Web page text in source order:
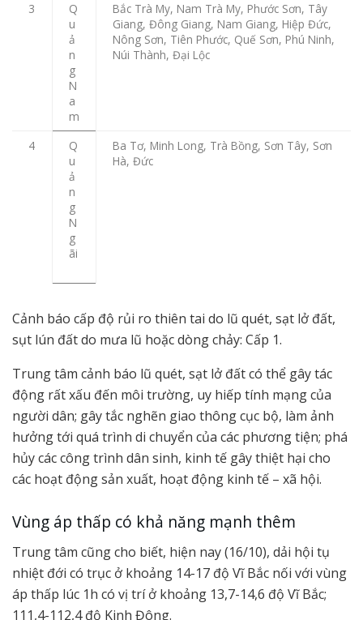
3
Q
u
ả
n
g
N
a
m
Bắc Trà My, Nam Trà My, Phước Sơn, Tây
Giang, Đông Giang, Nam Giang, Hiệp Đức,
Nông Sơn, Tiên Phước, Quế Sơn, Phú Ninh,
Núi Thành, Đại Lộc
4
Q
u
ả
n
g
N
g
ãi
Ba Tơ, Minh Long, Trà Bồng, Sơn Tây, Sơn
Hà, Đức
Cảnh báo cấp độ rủi ro thiên tai do lũ quét, sạt lở đất,
sụt lún đất do mưa lũ hoặc dòng chảy: Cấp 1.
Trung tâm cảnh báo lũ quét, sạt lở đất có thể gây tác
động rất xấu đến môi trường, uy hiếp tính mạng của
người dân; gây tắc nghẽn giao thông cục bộ, làm ảnh
hưởng tới quá trình di chuyển của các phương tiện; phá
hủy các công trình dân sinh, kinh tế gây thiệt hại cho
các hoạt động sản xuất, hoạt động kinh tế – xã hội.
Vùng áp thấp có khả năng mạnh thêm
Trung tâm cũng cho biết, hiện nay (16/10), dải hội tụ
nhiệt đới có trục ở khoảng 14-17 độ Vĩ Bắc nối với vùng
áp thấp lúc 1h có vị trí ở khoảng 13,7-14,6 độ Vĩ Bắc;
111,4-112,4 độ Kinh Đông.